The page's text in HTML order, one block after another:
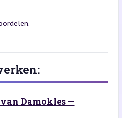
Damokles —